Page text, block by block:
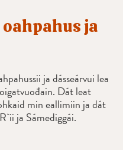
ja
ja dásseárvui lea
Dát leat
min eallimiin ja dát
ja Sámediggái.